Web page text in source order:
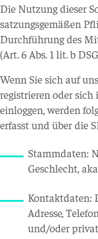
Die Nutzung dieser
satzungsgemäßen
Durchführung des
(Art. 6 Abs. 1 lit. b
Wenn Sie sich auf
registrieren oder
einloggen, werden
erfasst und über die
Stammdaten:
Geschlecht,
Kontaktdaten:
Adresse,
und/oder